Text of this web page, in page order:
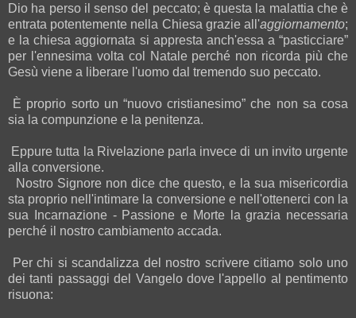
Dio ha perso il senso del peccato; è questa la malattia che è
entrata potentemente nella Chiesa grazie all'aggiornamento;
e la chiesa aggiornata si appresta anch'essa a “pasticciare”
per l'ennesima volta col Natale perché non ricorda più che
Gesù viene a liberare l'uomo dal tremendo suo peccato.
È proprio sorto un “nuovo cristianesimo” che non sa cosa
sia la compunzione e la penitenza.
Eppure tutta la Rivelazione parla invece di un invito urgente
alla conversione.
Nostro Signore non dice che questo, e la sua misericordia
sta proprio nell'intimare la conversione e nell'ottenerci con la
sua Incarnazione - Passione e Morte la grazia necessaria
perché il nostro cambiamento accada.
Per chi si scandalizza del nostro scrivere citiamo solo uno
dei tanti passaggi del Vangelo dove l'appello al pentimento
risuona: